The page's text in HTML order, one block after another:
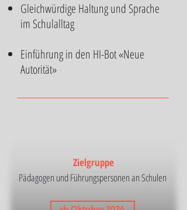
Gleichwürdige Haltung und Sprache​
im Schulalltag
Einführung in den HI-Bot «Neue
Autorität»
Zielgruppe
Pädagogen und Führungspersonen an Schulen